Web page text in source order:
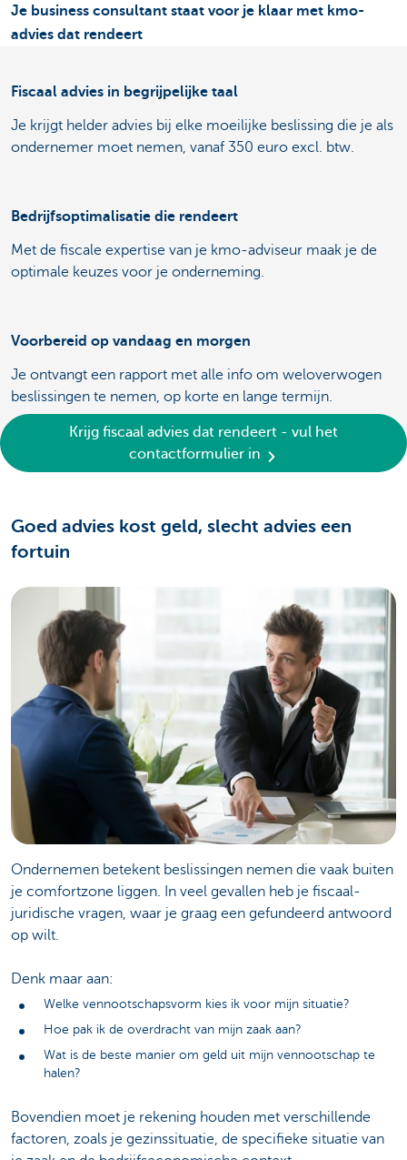
Je business consultant staat voor je klaar met kmo-
advies dat rendeert
Fiscaal advies in begrijpelijke taal
Je krijgt helder advies bij elke moeilijke beslissing die je als
ondernemer moet nemen, vanaf 350 euro excl. btw.
Bedrijfsoptimalisatie die rendeert
Met de fiscale expertise van je kmo-adviseur maak je de
optimale keuzes voor je onderneming.
Voorbereid op vandaag en morgen
Je ontvangt een rapport met alle info om weloverwogen
beslissingen te nemen, op korte en lange termijn.
Krijg fiscaal advies dat rendeert - vul het
contactformulier in
Goed advies kost geld, slecht advies een
fortuin
Ondernemen betekent beslissingen nemen die vaak buiten
je comfortzone liggen. In veel gevallen heb je fiscaal-
juridische vragen, waar je graag een gefundeerd antwoord
op wilt.
Denk maar aan:
Welke vennootschapsvorm kies ik voor mijn situatie?
Hoe pak ik de overdracht van mijn zaak aan?
Wat is de beste manier om geld uit mijn vennootschap te
halen?
Bovendien moet je rekening houden met verschillende
factoren, zoals je gezinssituatie, de specifieke situatie van